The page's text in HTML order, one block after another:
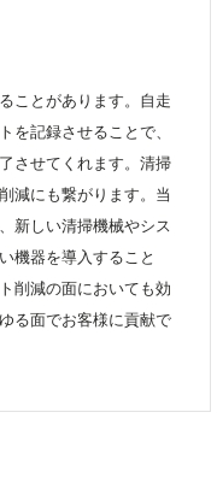
ことがあります。自走
を記録させることで、
させてくれます。清掃
減にも繋がります。当
新しい清掃機械やシス
機器を導入すること
削減の面においても効
る面でお客様に貢献で